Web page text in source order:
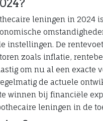
leningen in 2024
instellingen. De
zoals inflatie,
om nu al een exacte
de actuele
winnen bij financiële
leningen in de